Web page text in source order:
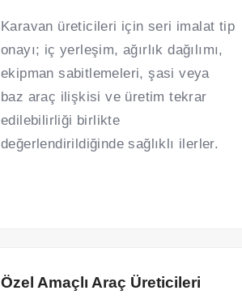
Karavan üreticileri için seri imalat tip
onayı; iç yerleşim, ağırlık dağılımı,
ekipman sabitlemeleri, şasi veya
baz araç ilişkisi ve üretim tekrar
edilebilirliği birlikte
değerlendirildiğinde sağlıklı ilerler.
Özel Amaçlı Araç Üreticileri